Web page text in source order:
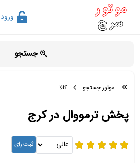
ورود
جستجو
موتور جستجو کالا
پخش ترمووال در کرج